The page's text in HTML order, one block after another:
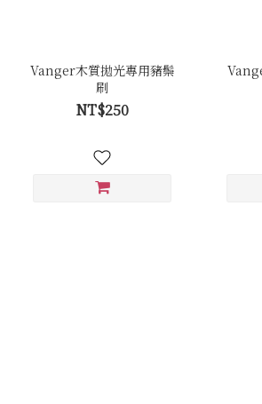
Vanger木質拋光專用豬鬃
刷
NT$250